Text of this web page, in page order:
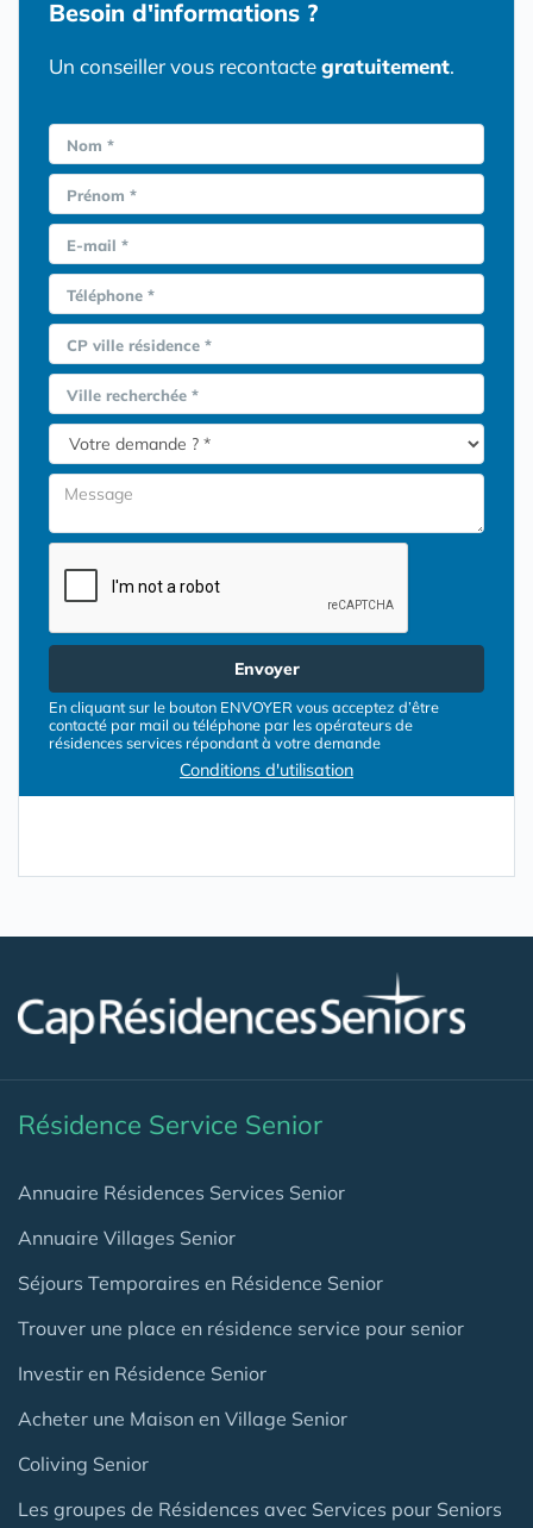
Besoin d'informations ?
Un conseiller vous recontactegratuitement.
Nom *
Prénom *
E-mail *
Téléphone *
CP ville résidence *
Ville recherchée *
Envoyer
En cliquant sur le bouton ENVOYER vous acceptez d’être
contacté par mail ou téléphone par les opérateurs de
résidences services répondant à votre demande
Conditions d'utilisation
Résidence Service Senior
Annuaire Résidences Services Senior
Annuaire Villages Senior
Séjours Temporaires en Résidence Senior
Trouver une place en résidence service pour senior
Investir en Résidence Senior
Acheter une Maison en Village Senior
Coliving Senior
Les groupes de Résidences avec Services pour Seniors